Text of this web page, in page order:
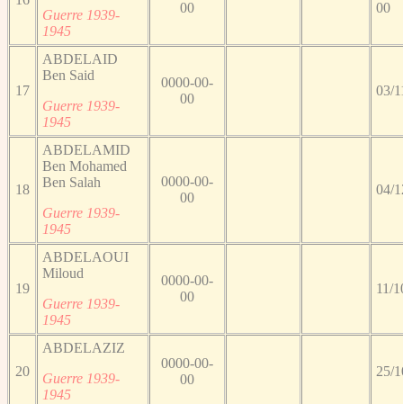
Guerre 1939-
1945
00 00
17
ABDELAID
Ben Said
Guerre 1939-
1945
0000-00-
00
03/
18
ABDELAMID
Ben Mohamed
Ben Salah
Guerre 1939-
1945
0000-00-
00
04/
19
ABDELAOUI
Miloud
Guerre 1939-
1945
0000-00-
00
11/
20
ABDELAZIZ
Guerre 1939-
1945
0000-00-
00
25/